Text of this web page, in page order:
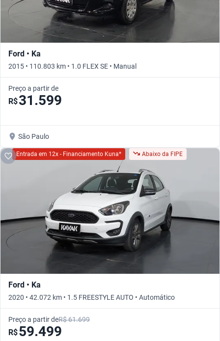
Ford • Ka
2015 • 110.803 km • 1.0 FLEX SE • Manual
Preço a partir de
R$31.599
São Paulo
Entrada em 12x - Financiamento Kuna* Abaixo da FIPE
Ford • Ka
2020 • 42.072 km • 1.5 FREESTYLE AUTO • Automático
Preço a partir deR$ 61.699
R$59.499